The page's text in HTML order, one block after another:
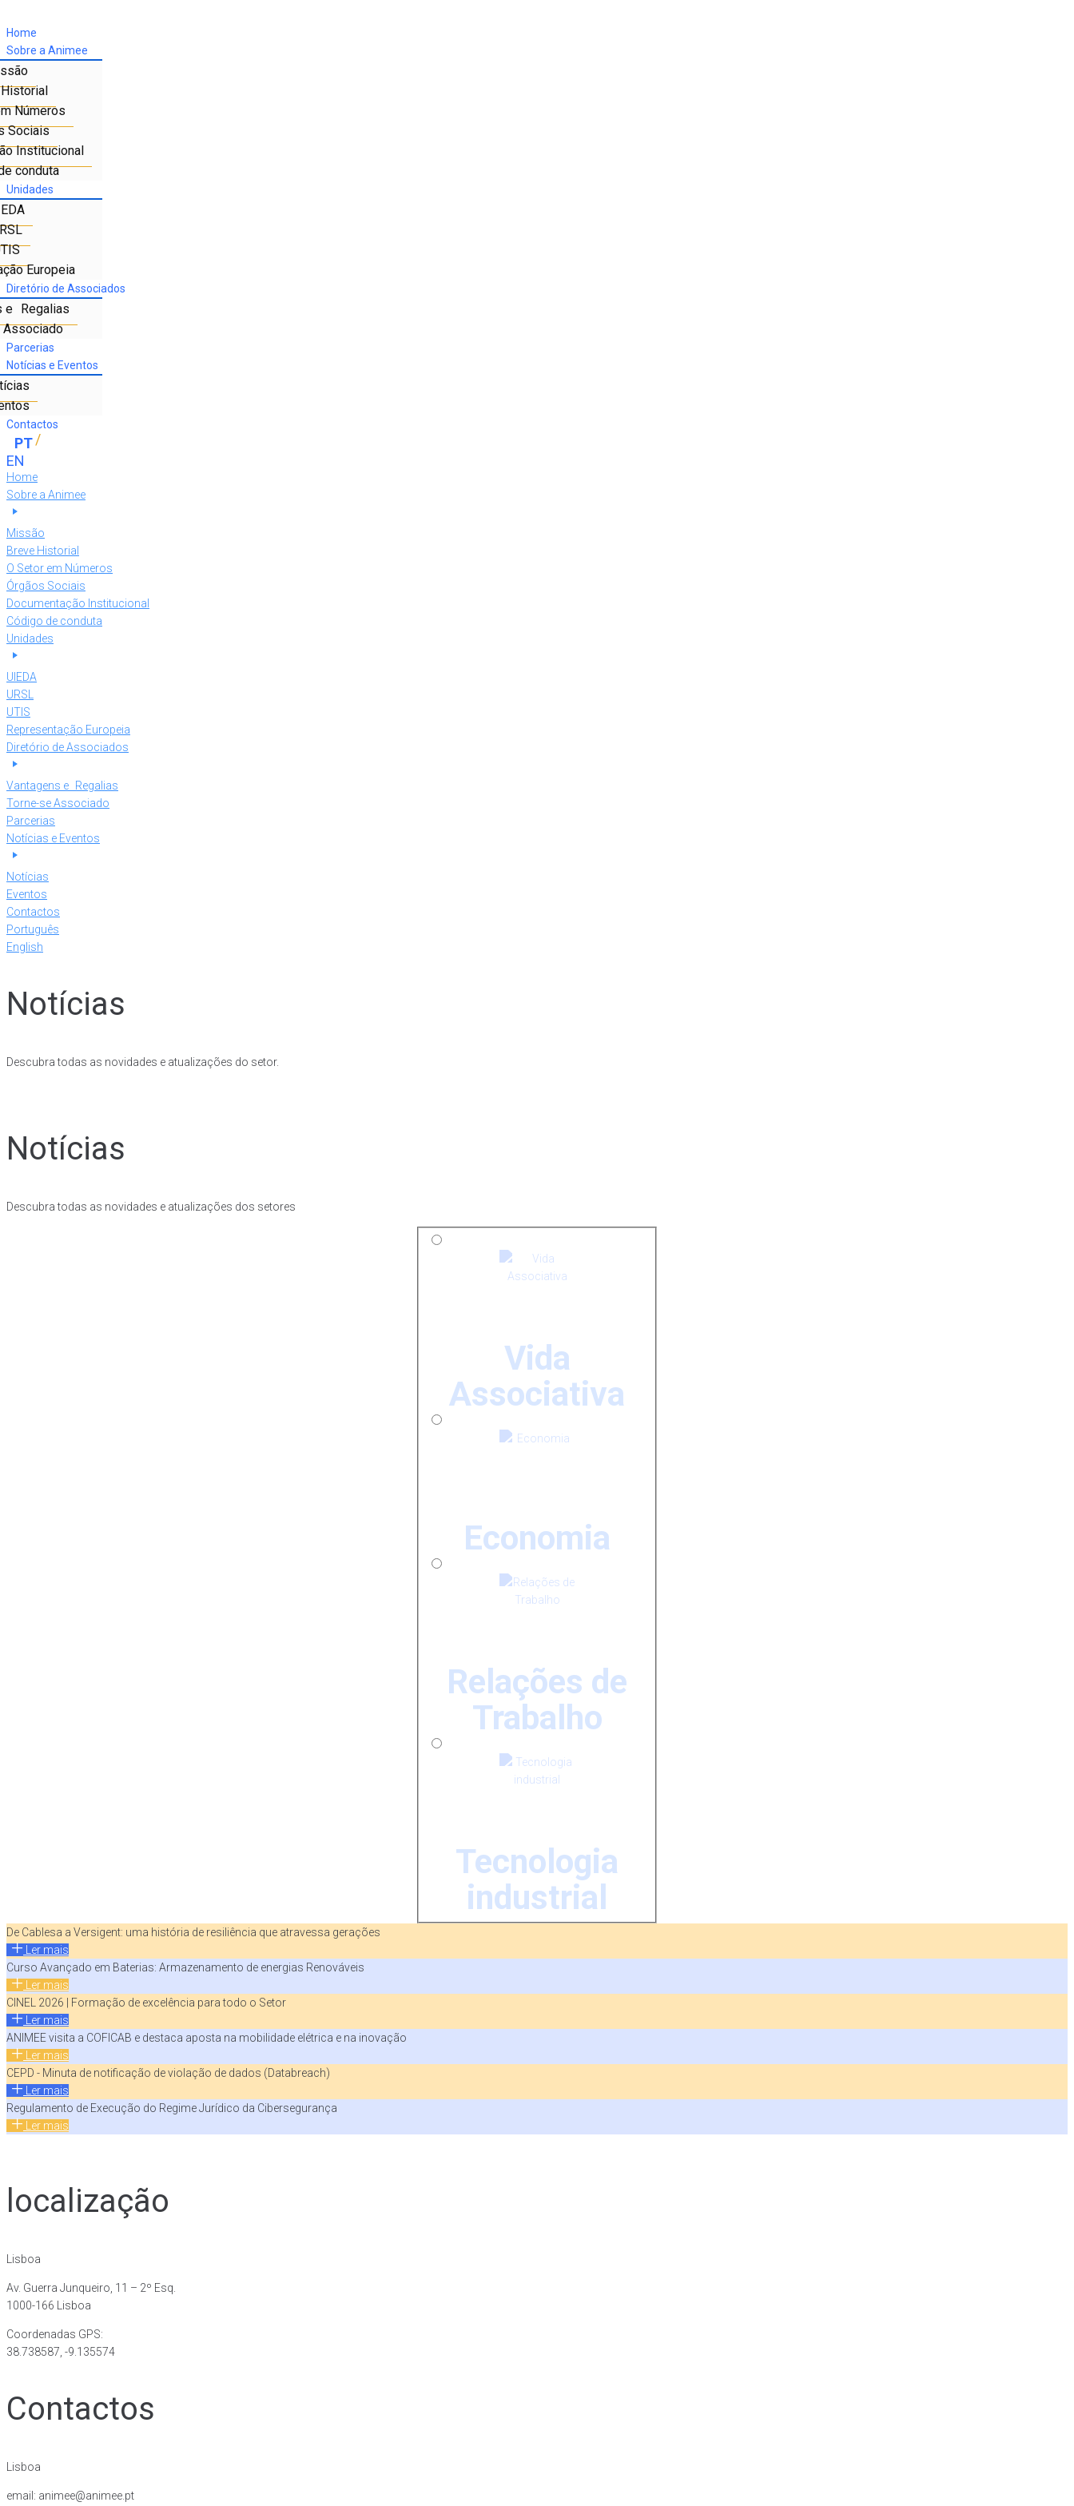
Home
Sobre a Animee
Números
Sociais
Institucional
conduta
Unidades
Europeia
Diretório de Associados
e Regalias
Associado
Parcerias
Notícias e Eventos
Contactos
Home
Sobre a Animee
Missão
Breve Historial
O Setor em Números
Órgãos Sociais
Documentação Institucional
Código de conduta
Unidades
UIEDA
URSL
UTIS
Representação Europeia
Diretório de Associados
Vantagens e Regalias
Torne-se Associado
Parcerias
Notícias e Eventos
Notícias
Eventos
Contactos
Português
English
Notícias
Descubra todas as novidades e atualizações do setor.
Notícias
Descubra todas as novidades e atualizações dos setores
Vida
Associativa
Economia
Relações de
Trabalho
Tecnologia
industrial
De Cablesa a Versigent: uma história de resiliência que atravessa gerações
Ler mais
Curso Avançado em Baterias: Armazenamento de energias Renováveis
Ler mais
CINEL 2026 | Formação de excelência para todo o Setor
Ler mais
ANIMEE visita a COFICAB e destaca aposta na mobilidade elétrica e na inovação
Ler mais
CEPD - Minuta de notificação de violação de dados (Databreach)
Ler mais
Regulamento de Execução do Regime Jurídico da Cibersegurança
Ler mais
localização
Lisboa
Av. Guerra Junqueiro, 11 – 2º Esq.
1000-166 Lisboa
Coordenadas GPS:
38.738587, -9.135574
Contactos
Lisboa
email: animee@animee.pt